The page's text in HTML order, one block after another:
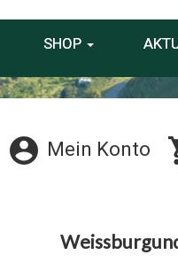
SHOP
Mein Konto